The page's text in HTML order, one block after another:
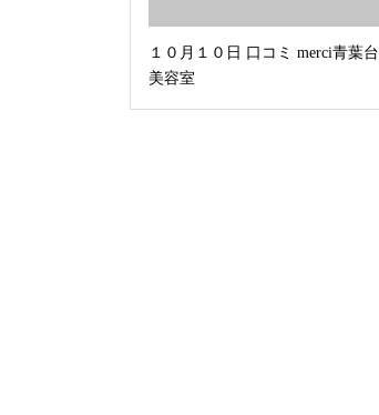
１０月１０日 口コミ merci青葉台
美容室